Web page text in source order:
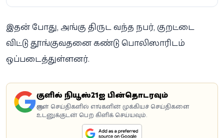
இதன் போது, அங்கு திருட வந்த நபர், குறட்டை
விட்டு தூங்குவதனை கண்டு பொலிஸாரிடம்
ஒப்படைத்துள்ளனர்.
கூகுளில் நியூஸ்21ஐ பின்தொடரவும்
கூகுள் செய்திகளில் எங்களின் முக்கியச் செய்திகளை
உடனுக்குடன் பெற கிளிக் செய்யவும்.